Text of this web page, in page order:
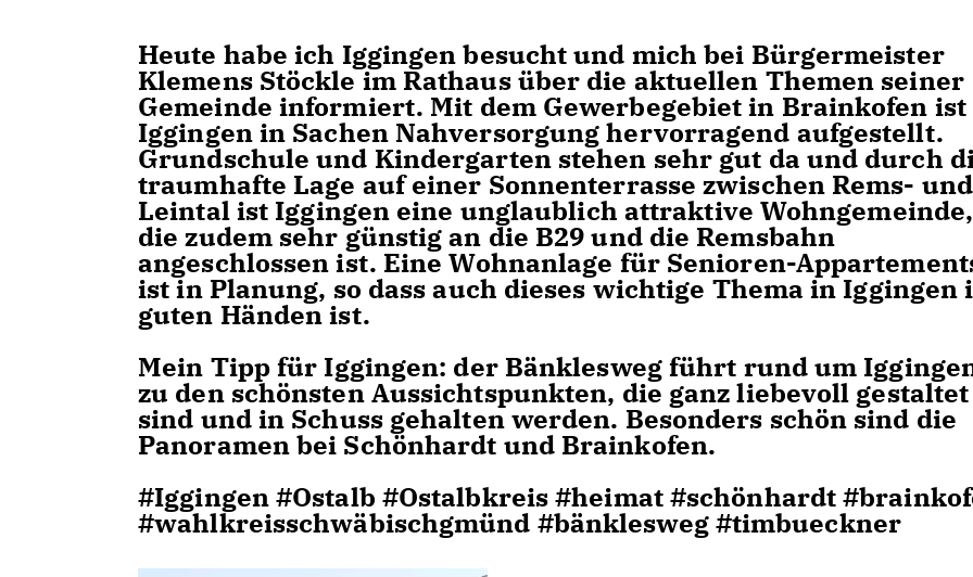
Heute habe ich Iggingen besucht und mich bei Bürgermeister
Klemens Stöckle im Rathaus über die aktuellen Themen seiner
Gemeinde informiert. Mit dem Gewerbegebiet in Brainkofen ist
Iggingen in Sachen Nahversorgung hervorragend aufgestellt.
Grundschule und Kindergarten stehen sehr gut da und durch
traumhafte Lage auf einer Sonnenterrasse zwischen Rems- und
Leintal ist Iggingen eine unglaublich attraktive Wohngemeinde,
die zudem sehr günstig an die B29 und die Remsbahn
angeschlossen ist. Eine Wohnanlage für Senioren-
ist in Planung, so dass auch dieses wichtige Thema in Iggingen
guten Händen ist.
Mein Tipp für Iggingen: der Bänklesweg führt rund um
zu den schönsten Aussichtspunkten, die ganz liebevoll gestaltet
sind und in Schuss gehalten werden. Besonders schön sind die
Panoramen bei Schönhardt und Brainkofen.
#Iggingen #Ostalb #Ostalbkreis #heimat #schönhardt
#wahlkreisschwäbischgmünd #bänklesweg #timbueckner